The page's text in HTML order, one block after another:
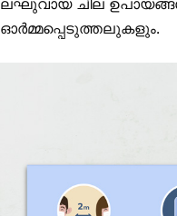
ലഘുവായ ചില
ഓർമ്മപ്പെടുത്തലുകളും.